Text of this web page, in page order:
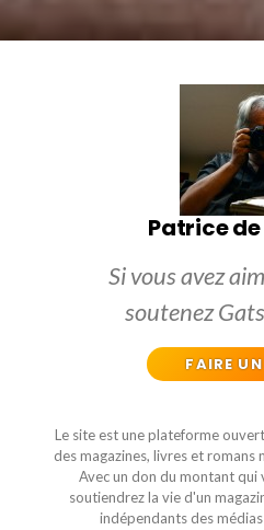
Patrice
Si vous avez
soutenez
FAIRE
Le site est une plateforme
des magazines, livres et romans
Avec un don du montant qui
soutiendrez la vie d'un
indépendants des